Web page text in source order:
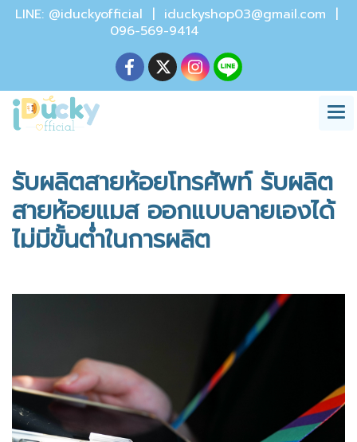
LINE: @iduckyofficial | iduckyshop03@gmail.com |
096-569-9414
รับผลิตสายห้อยโทรศัพท์ รับผลิต
สายห้อยแมส ออกแบบลายเองได้
ไม่มีขั้นต่ำในการผลิต